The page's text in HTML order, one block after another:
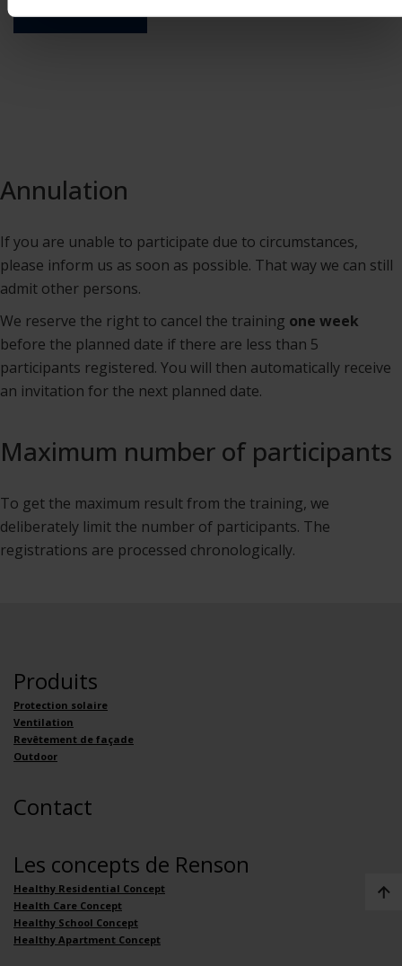
Annulation
If you are unable to participate due to circumstances,
please inform us as soon as possible. That way we can still
admit other persons.
We reserve the right to cancel the training one week
before the planned date if there are less than 5
participants registered. You will then automatically receive
an invitation for the next planned date.
Maximum number of participants
To get the maximum result from the training, we
deliberately limit the number of participants. The
registrations are processed chronologically.
Produits
Protection solaire
Ventilation
Revêtement de façade
Outdoor
Contact
Les concepts de Renson
Healthy Residential Concept
Health Care Concept
Healthy School Concept
Healthy Apartment Concept